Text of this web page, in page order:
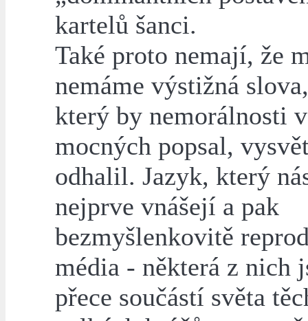
kartelů šanci.
Také proto nemají, že
nemáme výstižná
který by nemorálnosti
mocných popsal,
odhalil. Jazyk, který
nejprve vnášejí a pak
bezmyšlenkovitě
média - některá z nich
přece součástí světa